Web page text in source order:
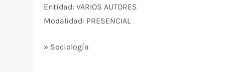
Entidad: VARIOS AUTORES
Modalidad: PRESENCIAL
» Sociología